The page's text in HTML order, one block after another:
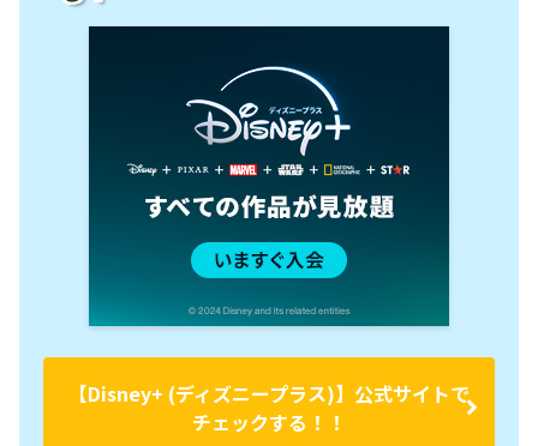
【Disney+ (ディズニープラス)】公式サイトで
チェックする！！